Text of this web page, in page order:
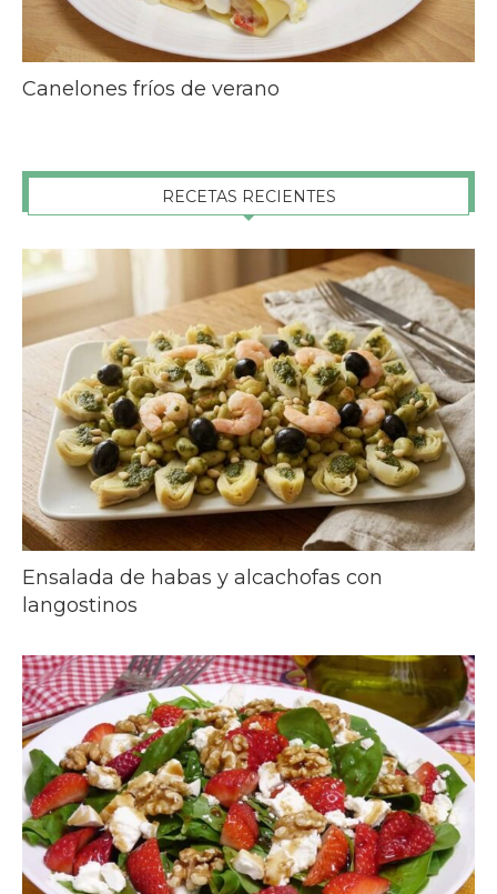
Canelones fríos de verano
RECETAS RECIENTES
Ensalada de habas y alcachofas con
langostinos